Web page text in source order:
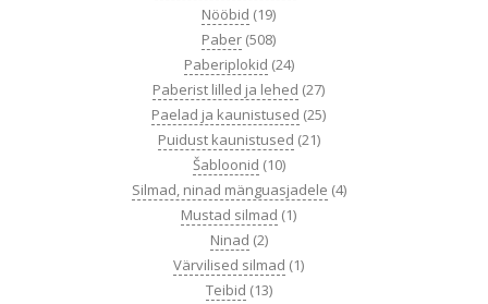
Nööbid (19)
Paber (508)
Paberiplokid (24)
Paberist lilled ja lehed (27)
Paelad ja kaunistused (25)
Puidust kaunistused (21)
Šabloonid (10)
Silmad, ninad mänguasjadele (4)
Mustad silmad (1)
Ninad (2)
Värvilised silmad (1)
Teibid (13)